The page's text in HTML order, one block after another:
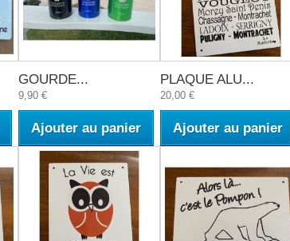
GOURDE...
9,90 €
Ajouter au panier
PLAQUE ALU...
20,00 €
Ajouter au panier